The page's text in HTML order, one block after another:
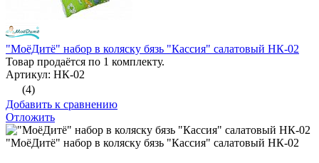
"МоёДитё" набор в коляску бязь "Кассия" салатовый НК-02
Товар продаётся по 1 комплекту.
Артикул: НК-02
(4)
Добавить к сравнению
Отложить
"МоёДитё" набор в коляску бязь "Кассия" салатовый НК-02